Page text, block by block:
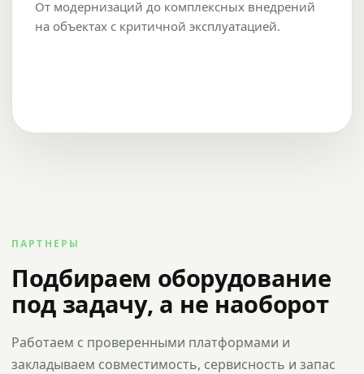
От модернизаций до комплексных внедрений
на объектах с критичной эксплуатацией.
ПАРТНЕРЫ
Подбираем оборудование
под задачу, а не наоборот
Работаем с проверенными платформами и
закладываем совместимость, сервисность и запас